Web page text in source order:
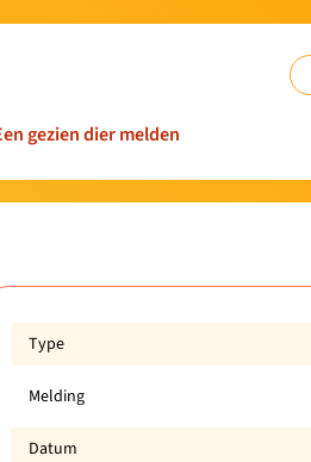
gezien dier melden
Type
Melding
Datum